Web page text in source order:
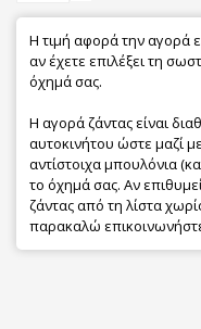
Η τιμή αφορά την αγορά
αν έχετε επιλέξει τη
όχημά σας.
Η αγορά ζάντας είναι
αυτοκινήτου ώστε μαζί
αντίστοιχα μπουλόνια
το όχημά σας. Αν
ζάντας από τη λίστα
παρακαλώ